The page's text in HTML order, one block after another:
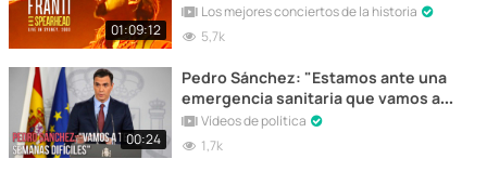
01:09:12
Los mejores conciertos de la historia
5,7k
00:24
Pedro Sánchez: "Estamos ante una
emergencia sanitaria que vamos a
superar"
Vídeos de política
1,7k